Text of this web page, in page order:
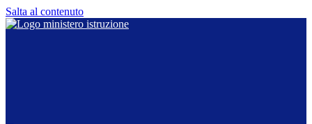
Salta al contenuto